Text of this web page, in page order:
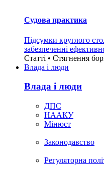
Судова практика
Підсумки круглого
забезпеченні
Статті • Стягнення
Влада i люди
Влада i люди
ДПС
НААКУ
Мінюст
Законодавство
Регуляторна